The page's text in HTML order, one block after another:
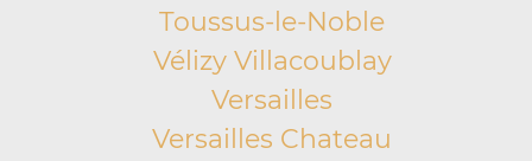
Toussus-le-Noble
Vélizy Villacoublay
Versailles
Versailles Chateau